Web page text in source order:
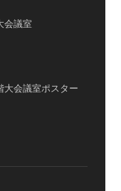
会議室
会議室ポスター